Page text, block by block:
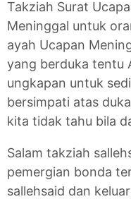
Takziah Surat
Meninggal untuk
ayah Ucapan
yang berduka tentu
ungkapan untuk
bersimpati atas
kita tidak tahu bila
Salam takziah
pemergian bonda
sallehsaid dan